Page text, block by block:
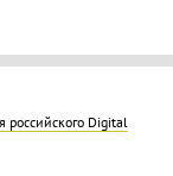
российского Digital